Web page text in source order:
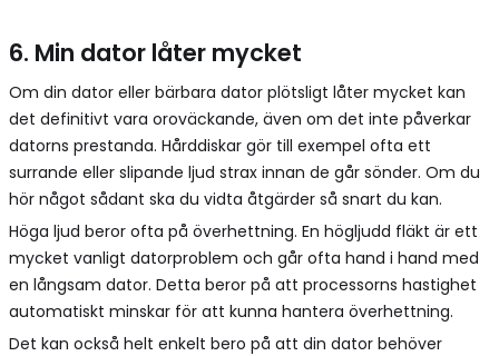
6. Min dator låter mycket
Om din dator eller bärbara dator plötsligt låter mycket kan
det definitivt vara oroväckande, även om det inte påverkar
datorns prestanda. Hårddiskar gör till exempel ofta ett
surrande eller slipande ljud strax innan de går sönder. Om du
hör något sådant ska du vidta åtgärder så snart du kan.
Höga ljud beror ofta på överhettning. En högljudd fläkt är ett
mycket vanligt datorproblem och går ofta hand i hand med
en långsam dator. Detta beror på att processorns hastighet
automatiskt minskar för att kunna hantera överhettning.
Det kan också helt enkelt bero på att din dator behöver